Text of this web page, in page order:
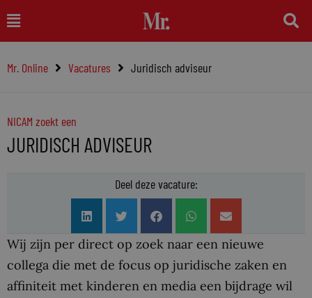
naar
inhoud
Main
Menu
Mr. Online Vacatures Juridisch adviseur
NICAM zoekt een
JURIDISCH ADVISEUR
Deel deze vacature:
Wij zijn per direct op zoek naar een nieuwe
collega die met de focus op juridische zaken en
affiniteit met kinderen en media een bijdrage wil